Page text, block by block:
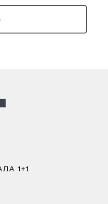
1+1